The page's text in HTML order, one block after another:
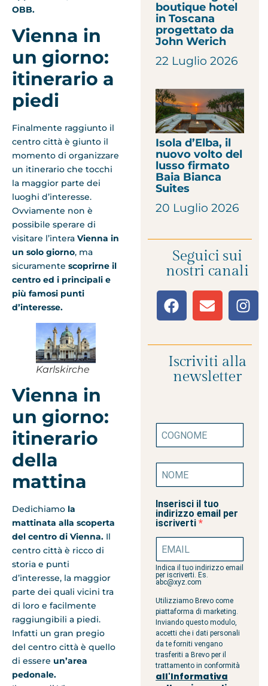
OBB.
Vienna in
un giorno:
itinerario a
piedi
Finalmente raggiunto il
centro città è giunto il
momento di organizzare
un itinerario che tocchi
la maggior parte dei
luoghi d’interesse.
Ovviamente non è
possibile sperare di
visitare l’intera Vienna in
un solo giorno, ma
sicuramente scoprirne il
centro ed i principali e
più famosi punti
d’interesse.
Karlskirche
Vienna in
un giorno:
itinerario
della
mattina
Dedichiamo la
mattinata alla scoperta
del centro di Vienna. Il
centro città è ricco di
storia e punti
d’interesse, la maggior
parte dei quali vicini tra
di loro e facilmente
raggiungibili a piedi.
Infatti un gran pregio
del centro città è quello
di essere un’area
pedonale.
boutique hotel
in Toscana
progettato da
John Werich
22 Luglio 2026
Isola d’Elba, il
nuovo volto del
lusso firmato
Baia Bianca
Suites
20 Luglio 2026
Seguici sui
nostri canali
Iscriviti alla
newsletter
Inserisci il tuo
indirizzo email per
iscriverti
Indica il tuo indirizzo email
per iscriverti. Es.
abc@xyz.com
Utilizziamo Brevo come
piattaforma di marketing.
Inviando questo modulo,
accetti che i dati personali
da te forniti vengano
trasferiti a Brevo per il
trattamento in conformità
all'Informativa